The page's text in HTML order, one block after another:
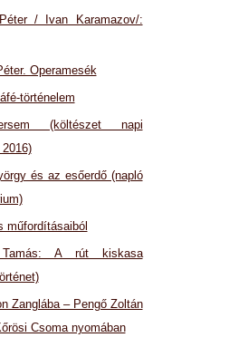
/ Ivan Karamazov/:
Operamesék
történelem
(költészet napi
és az esőerdő (napló
műfordításaiból
Tamás: A rút kiskasa
Zanglába – Pengő Zoltán
Csoma nyomában